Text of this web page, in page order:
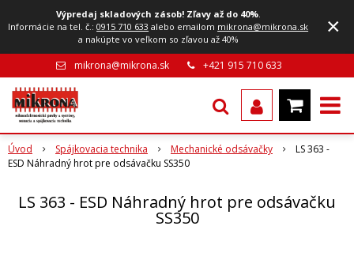
Výpredaj skladových zásob! Zľavy až do 40%.
Informácie na tel. č.:0915 710 633 alebo emailom mikrona@mikrona.sk
a nakúpte vo veľkom so zľavou až 40%
×
mikrona@mikrona.sk +421 915 710 633
Úvod Spájkovacia technika Mechanické odsávačky
LS 363 -
ESD Náhradný hrot pre odsávačku SS350
LS 363 - ESD Náhradný hrot pre odsávačku
SS350